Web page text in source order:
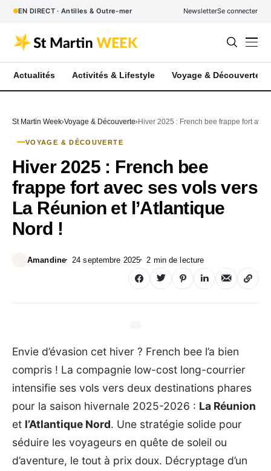
EN DIRECT · Antilles & Outre-mer NewsletterSe connecter
Actualités Activités & Lifestyle Voyage & Découverte
St Martin Week Voyage & Découverte Hiver 2025 : French bee frappe fort
VOYAGE & DÉCOUVERTE
Hiver 2025 : French bee
frappe fort avec ses vols vers
La Réunion et l’Atlantique
Nord !
Amandine 24 septembre 2025 2 min de lecture
Envie d’évasion cet hiver ? French bee l’a bien
compris ! La compagnie low-cost long-courrier
intensifie ses vols vers deux destinations phares
pour la saison hivernale 2025-2026 : La Réunion
et l’Atlantique Nord. Une stratégie solide pour
séduire les voyageurs en quête de soleil ou
d’aventure, le tout à prix doux. Décryptage d’un